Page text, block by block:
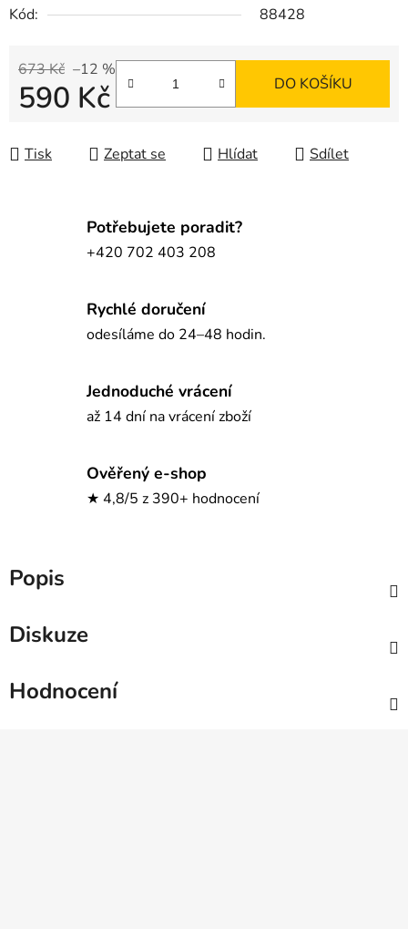
Kód:
88428
673 Kč –12 %
590 Kč DO KOŠÍKU
Tisk Zeptat se Hlídat Sdílet
Potřebujete poradit?
+420 702 403 208
Rychlé doručení
odesíláme do 24–48 hodin.
Jednoduché vrácení
až 14 dní na vrácení zboží
Ověřený e-shop
★ 4,8/5 z 390+ hodnocení
Popis
Diskuze
Hodnocení